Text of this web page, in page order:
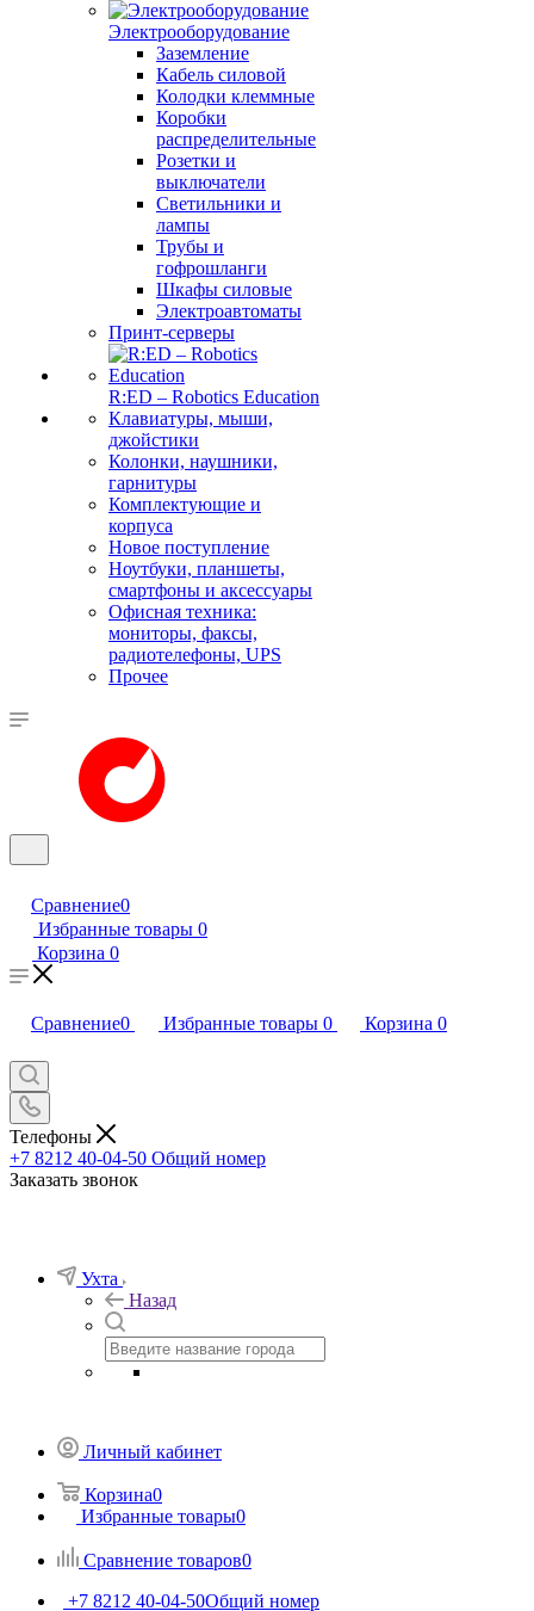
Электрооборудование
Заземление
Кабель силовой
Колодки клеммные
Коробки
распределительные
Розетки и
выключатели
Светильники и
лампы
Трубы и
гофрошланги
Шкафы силовые
Электроавтоматы
Принт-серверы
R:ED – Robotics Education
Клавиатуры, мыши,
джойстики
Колонки, наушники,
гарнитуры
Комплектующие и
корпуса
Новое поступление
Ноутбуки, планшеты,
смартфоны и аксессуары
Офисная техника:
мониторы, факсы,
радиотелефоны, UPS
Прочее
Сравнение0
Избранные товары 0
Корзина 0
Сравнение0 Избранные товары 0 Корзина 0
Телефоны
+7 8212 40-04-50 Общий номер
Заказать звонок
Ухта
Назад
Личный кабинет
Корзина0
Избранные товары0
Сравнение товаров0
+7 8212 40-04-50Общий номер